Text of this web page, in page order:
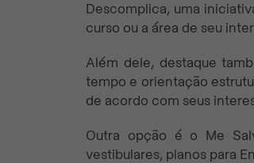
Descomplica, uma
curso ou a área de seu
Além dele, destaque
tempo e orientação
de acordo com seus
Outra opção é o Me
vestibulares, planos para